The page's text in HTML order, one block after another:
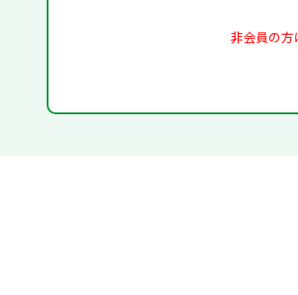
非会員の方